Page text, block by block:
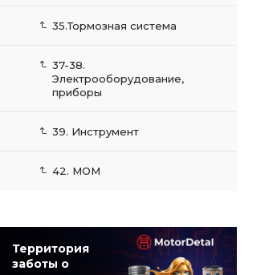
35.Тормозная система
37-38.
Электрооборудование,
приборы
39. Инструмент
42. МОМ
Территория
заботы о